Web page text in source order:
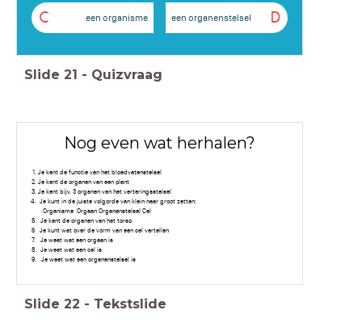
C een organisme D
een organenstelsel
Slide 21 - Quizvraag
Nog even wat herhalen?
Je kent de functie van het bloedvatenstelsel
Je kent de organen van een plant
Je kent bijv. 3 organen van het verteringsstelsel
Je kunt in de juiste volgorde van klein naar groot zetten:
Organisme Orgaan Organenstelsel Cel
5. Je kent de organen van het torso
6 Je kunt wat over de vorm van een cel vertellen
7. Je weet wat een orgaan is
8. Je weet wat een cel is
9. Je weet wat een organenstelsel is
Slide 22 - Tekstslide